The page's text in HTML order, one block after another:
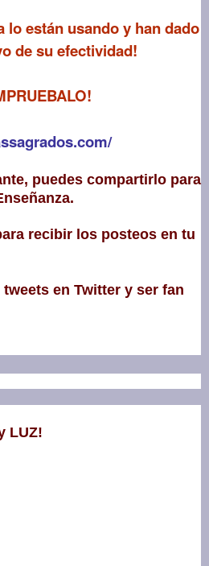
lo están usando y han dado
de su efectividad!
puedes compartirlo para
recibir los posteos en tu
en Twitter y ser fan
LUZ!